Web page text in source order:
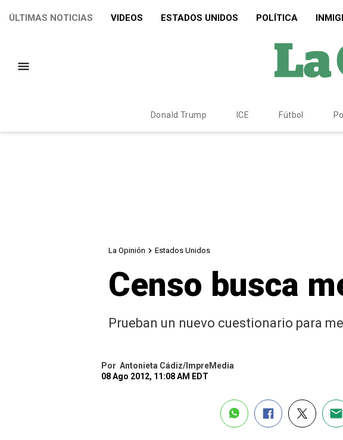
ÚLTIMAS NOTICIAS VIDEOS ESTADOS UNIDOS POLÍTICA
Donald Trump ICE Fútbol
La Opinión Estados Unidos
Censo busca
Prueban un nuevo cuestionario para
Por Antonieta Cádiz/ImpreMedia
08 Ago 2012, 11:08 AM EDT